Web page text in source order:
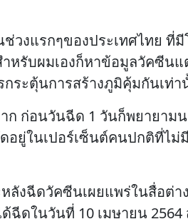
ช่วงแรกๆของประเทศไทย
หรับผมเองก็หาข้อมูลวัคซีน
ระตุ้นการสร้างภูมิคุ้มกันเท่า
ก ก่อนวันฉีด 1 วันก็พยายา
อยู่ในเปอร์เซ็นต์คนปกติที่ไ
งฉีดวัคซีนเผยแพร่ในสื่อต่
ฉีดในวันที่ 10 เมษายน